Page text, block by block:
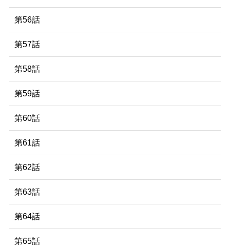
第56話
第57話
第58話
第59話
第60話
第61話
第62話
第63話
第64話
第65話